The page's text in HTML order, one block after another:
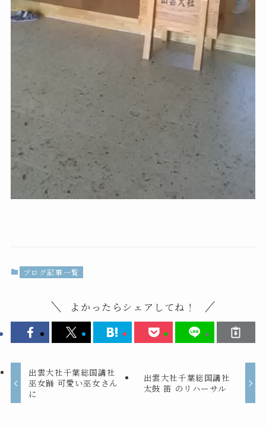
ブログ記事一覧
よかったらシェアしてね！
出雲大社千葉総国講社
巫女踊 可愛い巫女さん
に
出雲大社千葉総国講社
太鼓 笛 のリハーサル